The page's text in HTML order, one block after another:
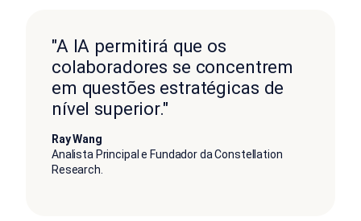
"A IA permitirá que os
colaboradores se concentrem
em questões estratégicas de
nível superior."
Ray Wang
Analista Principal e Fundador da Constellation
Research.